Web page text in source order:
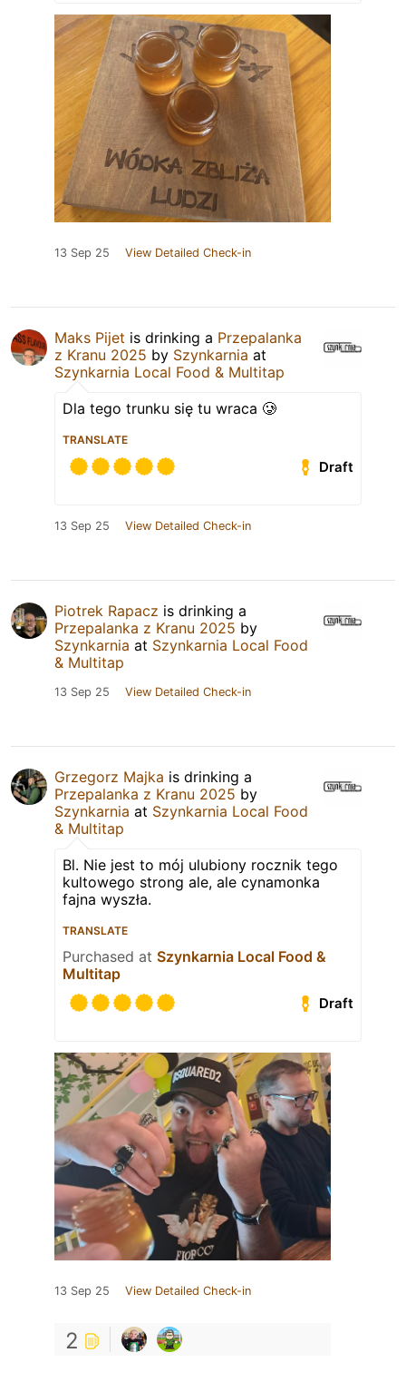
13 Sep 25 View Detailed Check-in
Maks Pijet is drinking a Przepalanka
z Kranu 2025 by Szynkarnia at
Szynkarnia Local Food & Multitap
Dla tego trunku się tu wraca 🥲
TRANSLATE
Draft
13 Sep 25 View Detailed Check-in
Piotrek Rapacz is drinking a
Przepalanka z Kranu 2025 by
Szynkarnia at Szynkarnia Local Food
& Multitap
13 Sep 25 View Detailed Check-in
Grzegorz Majka is drinking a
Przepalanka z Kranu 2025 by
Szynkarnia at Szynkarnia Local Food
& Multitap
Bl. Nie jest to mój ulubiony rocznik tego
kultowego strong ale, ale cynamonka
fajna wyszła.
TRANSLATE
Purchased at Szynkarnia Local Food &
Multitap
Draft
13 Sep 25 View Detailed Check-in
2